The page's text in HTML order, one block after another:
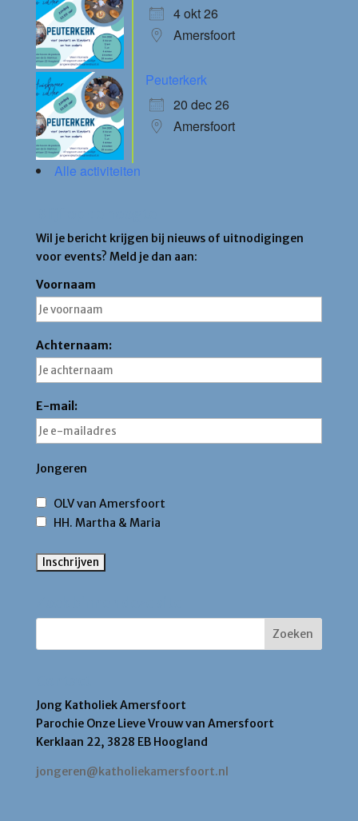
4 okt 26
Amersfoort
Peuterkerk
20 dec 26
Amersfoort
Alle activiteiten
Wil je bericht krijgen bij nieuws of uitnodigingen
voor events? Meld je dan aan:
Voornaam
Achternaam:
E-mail:
Jongeren
OLV van Amersfoort
HH. Martha & Maria
Jong Katholiek Amersfoort
Parochie Onze Lieve Vrouw van Amersfoort
Kerklaan 22, 3828 EB Hoogland
jongeren@katholiekamersfoort.nl